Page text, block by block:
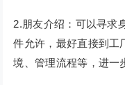
2.朋友介绍：可以寻求
件允许，最好直接到工
境、管理流程等，进一